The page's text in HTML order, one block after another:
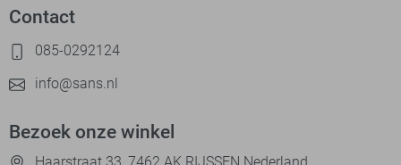
Contact
085-0292124
info@sans.nl
Bezoek onze winkel